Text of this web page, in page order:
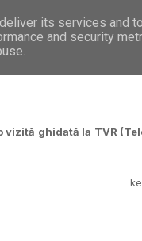
WHO WE ARE
ghidată la TVR
its services and
and security